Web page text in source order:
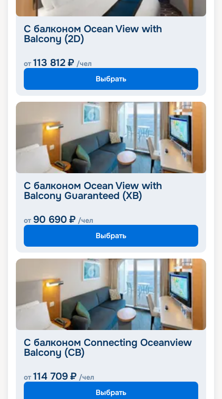
С балконом Ocean View with
Balcony (2D)
от 113 812 ₽ /чел
Выбрать
С балконом Ocean View with
Balcony Guaranteed (XB)
от 90 690 ₽ /чел
Выбрать
С балконом Connecting Oceanview
Balcony (CB)
от 114 709 ₽ /чел
Выбрать